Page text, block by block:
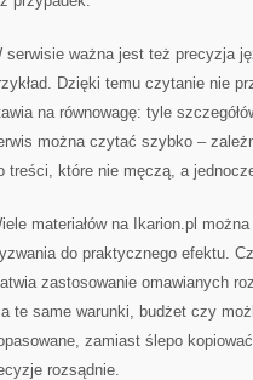
serwisie ważna jest też precyzja
Dzięki temu czytanie nie
na równowagę: tyle
można czytać szybko –
treści, które nie męczą, a
materiałów na Ikarion.pl
do praktycznego efektu.
zastosowanie omawianych
te same warunki, budżet czy
zamiast ślepo
rozsądnie.